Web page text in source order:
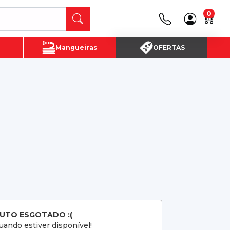
Canais de Atendimento
(16) 3720 - 4700
0
Mangueiras OFERTAS
ESGOTADO :(
estiver disponível!